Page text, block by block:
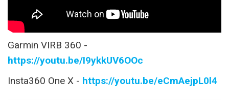
Garmin VIRB 360 -
https://youtu.be/I9ykkUV6OOc
Insta360 One X - https://youtu.be/eCmAejpL0l4